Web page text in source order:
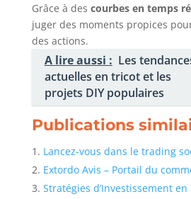
Grâce à des courbes en temps
juger des moments propices
des actions.
A lire aussi : Les
actuelles en tricot et les
projets DIY populaires
Publications
Lancez-vous dans le trading
Extordo Avis – Portail du
Stratégies d’Investissement